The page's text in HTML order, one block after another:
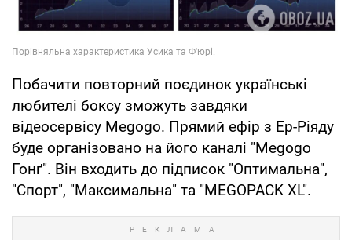
Побачити повторний поєдинок українські
любителі боксу зможуть завдяки
відеосервісу Megogo. Прямий ефір з Ер-Ріяду
буде організовано на його каналі "Megogo
Гонґ". Він входить до підписок "Оптимальна",
"Спорт", "Максимальна" та "MEGOPACK XL".